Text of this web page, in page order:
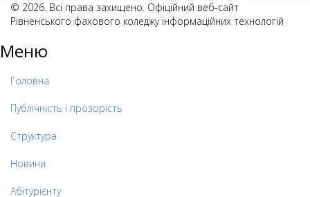
© 2026. Всі права захищено. Офіційний веб-сайт
Рівненського фахового коледжу інформаційних технологій
Меню
Головна
Публічність і прозорість
Структура
Новини
Абітурієнту